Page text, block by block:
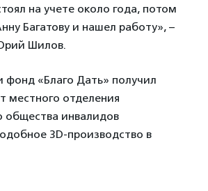
на учете около года, потом
Багатову и нашел работу», –
Шилов.
фонд «Благо Дать» получил
местного отделения
общества инвалидов
3D-производство в